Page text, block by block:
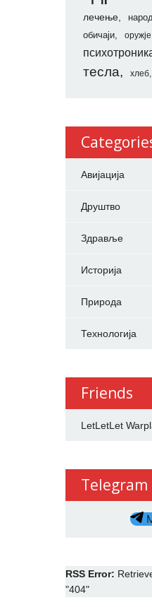
лечење
обичаји
оружје
тесла хлеб
Авијација
Друштво
Здравље
Историја
Природа
Технологија
Friends
LetLetLet
Telegram
RSS Error:
"404"